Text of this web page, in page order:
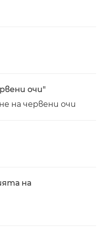
очи"
на червени очи
на